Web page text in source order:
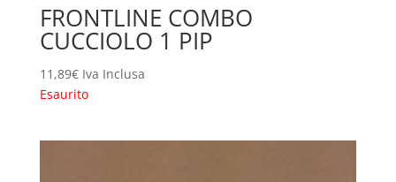
FRONTLINE COMBO
CUCCIOLO 1 PIP
11,89€ Iva Inclusa
Esaurito